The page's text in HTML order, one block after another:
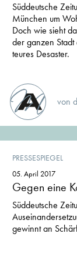
Süddeutsche
München um
Doch wie sieht
der ganzen Stadt
teures Desaster.
von
PRESSESPIEGEL
05. April 2017
Gegen eine
Süddeutsche
gewinnt an